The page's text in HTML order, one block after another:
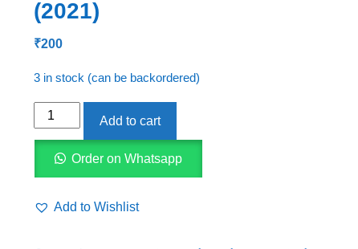
(2021)
₹200
3 in stock (can be backordered)
சங்ககாலச்
காசுகள்
(2021)
quantity
Add to cart
Order on Whatsapp
Add to Wishlist